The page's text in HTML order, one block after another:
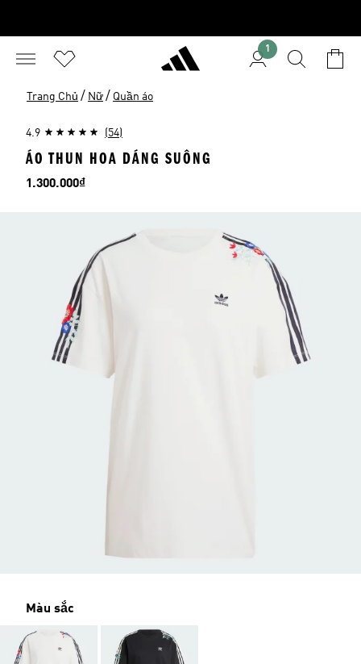
1
Trang Chủ / Nữ / Quần áo
4.9 (54)
ÁO THUN HOA DÁNG SUÔNG
Giá
1.300.000₫
Màu sắc